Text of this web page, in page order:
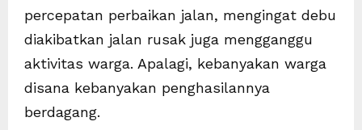
percepatan perbaikan jalan, mengingat debu
diakibatkan jalan rusak juga mengganggu
aktivitas warga. Apalagi, kebanyakan warga
disana kebanyakan penghasilannya
berdagang.